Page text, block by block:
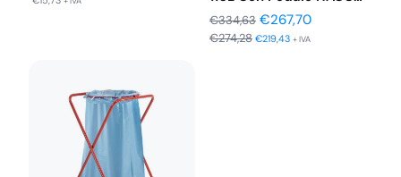
Coperchio…
€334,63 Il
prezzo
€267,70Il
€274,28 €219,43 + IVA